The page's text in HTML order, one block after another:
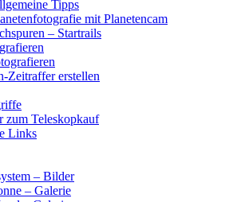
Tipps
mit Planetencam
– Startrails
Zeitraffer erstellen
zum Teleskopkauf
Links
– Bilder
– Galerie